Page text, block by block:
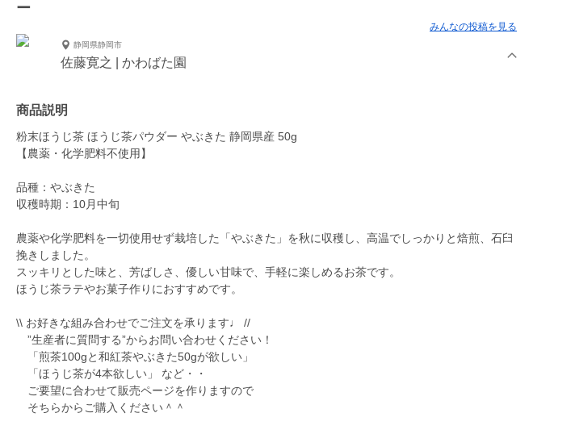
ー
みんなの投稿を見る
静岡県静岡市
佐藤寛之 | かわばた園
商品説明
粉末ほうじ茶 ほうじ茶パウダー やぶきた 静岡県産 50g
【農薬・化学肥料不使用】
品種：やぶきた
収穫時期：10月中旬
農薬や化学肥料を一切使用せず栽培した「やぶきた」を秋に収穫し、高温でしっかりと焙煎、石臼
挽きしました。
スッキリとした味と、芳ばしさ、優しい甘味で、手軽に楽しめるお茶です。
ほうじ茶ラテやお菓子作りにおすすめです。
\\ お好きな組み合わせでご注文を承ります♩ //
”生産者に質問する”からお問い合わせください！
「煎茶100gと和紅茶やぶきた50gが欲しい」
「ほうじ茶が4本欲しい」 など・・
ご要望に合わせて販売ページを作りますので
そちらからご購入ください＾＾